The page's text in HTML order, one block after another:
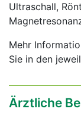
Ultraschall,
Mehr
Sie in den
Ärztliche